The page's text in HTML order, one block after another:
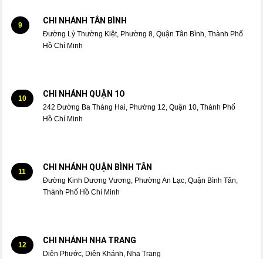
9 CHI NHÁNH TÂN BÌNH
Đường Lý Thường Kiệt, Phường 8, Quận Tân Bình, Thành Phố
Hồ Chí Minh
10 CHI NHÁNH QUẬN 1O
242 Đường Ba Tháng Hai, Phường 12, Quận 10, Thành Phố
Hồ Chí Minh
11 CHI NHÁNH QUẬN BÌNH TÂN
Đường Kinh Dương Vương, Phường An Lạc, Quận Bình Tân,
Thành Phố Hồ Chí Minh
12 CHI NHÁNH NHA TRANG
Diên Phước, Diên Khánh, Nha Trang